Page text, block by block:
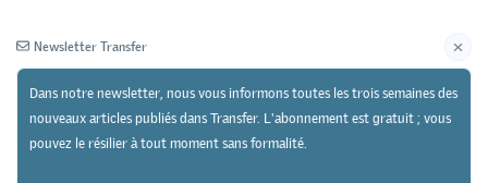
Newsletter Archives
Newsletter Transfer
Dans notre newsletter, nous vous informons toutes les trois semaines des
nouveaux articles publiés dans Transfer. L'abonnement est gratuit ; vous
pouvez le résilier à tout moment sans formalité.